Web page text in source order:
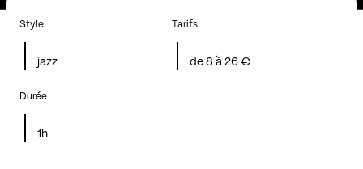
Style
jazz
Tarifs
de 8 à 26 €
Durée
1h